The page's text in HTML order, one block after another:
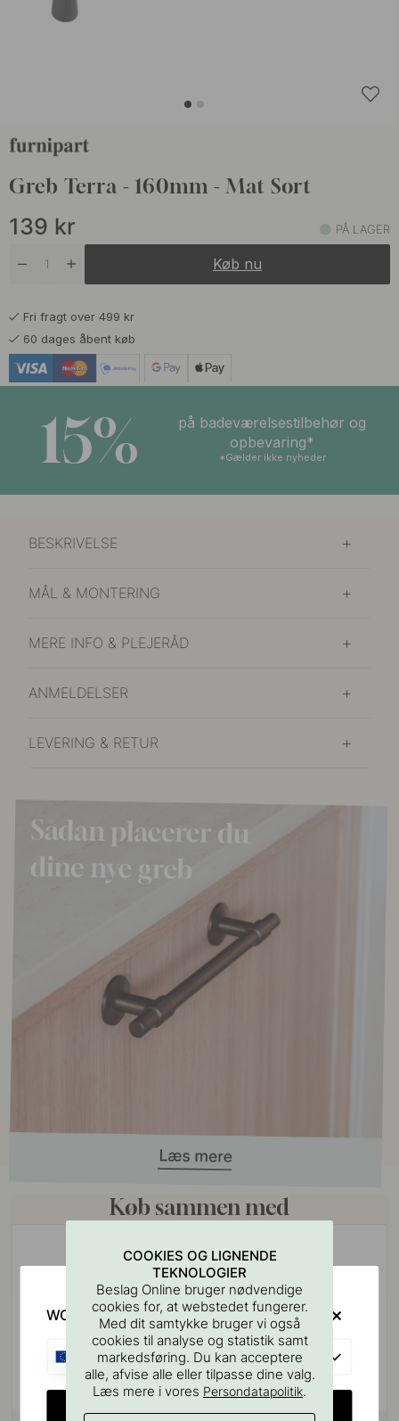
Greb Terra - 160mm - Mat Sort
139 kr PÅ LAGER
Køb nu
Fri fragt over 499 kr
60 dages åbent køb
15%
på badeværelsestilbehør og
opbevaring*
*Gælder ikke nyheder
BESKRIVELSE
MÅL & MONTERING
MERE INFO & PLEJERÅD
ANMELDELSER
LEVERING & RETUR
Køb sammen med
COOKIES OG LIGNENDE
TEKNOLOGIER
Beslag Online bruger nødvendige
cookies for, at webstedet fungerer.
Med dit samtykke bruger vi også
cookies til analyse og statistik samt
markedsføring. Du kan acceptere
alle, afvise alle eller tilpasse dine valg.
Læs mere i vores Persondatapolitik.
WOULD YOU RATHER VISIT?
EU